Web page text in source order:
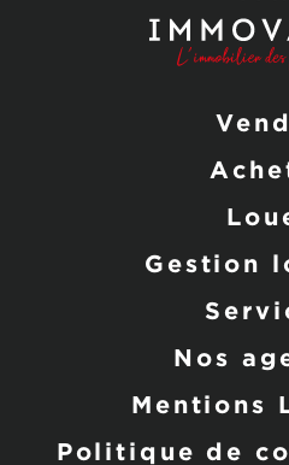
Gestion
Nos
Mentions
Politique de